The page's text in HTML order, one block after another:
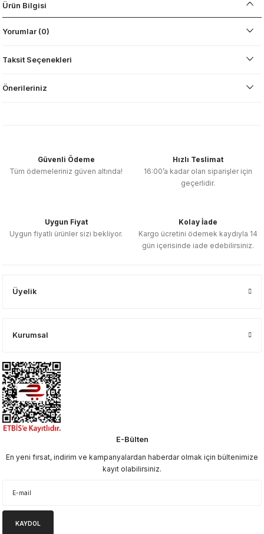
Ürün Bilgisi
Yorumlar (0)
Taksit Seçenekleri
Önerileriniz
Güvenli Ödeme
Tüm ödemeleriniz güven altında!
Hızlı Teslimat
16:00’a kadar olan siparişler için
geçerlidir.
Uygun Fiyat
Uygun fiyatlı ürünler sizi bekliyor.
Kolay İade
Kargo ücretini ödemek kaydıyla 14
gün içerisinde iade edebilirsiniz.
Üyelik
Kurumsal
E-Bülten
En yeni fırsat, indirim ve kampanyalardan haberdar olmak için bültenimize
kayıt olabilirsiniz.
KAYDOL